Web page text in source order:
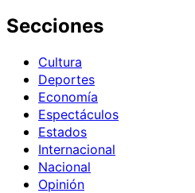
Secciones
Cultura
Deportes
Economía
Espectáculos
Estados
Internacional
Nacional
Opinión